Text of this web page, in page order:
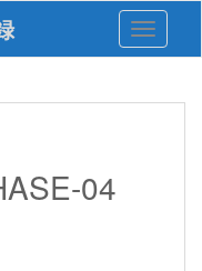
Toggle
04